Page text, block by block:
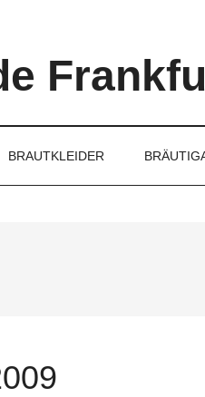
BRAUTKLEIDER